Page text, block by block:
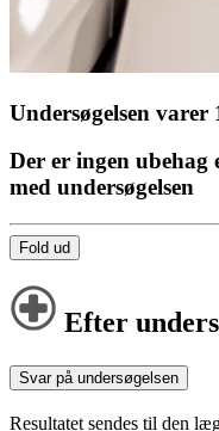
Undersøgelsen
Der er ingen
med undersøgelsen
Fold ud
Efter
Svar på undersøgelsen
Resultatet sendes til den